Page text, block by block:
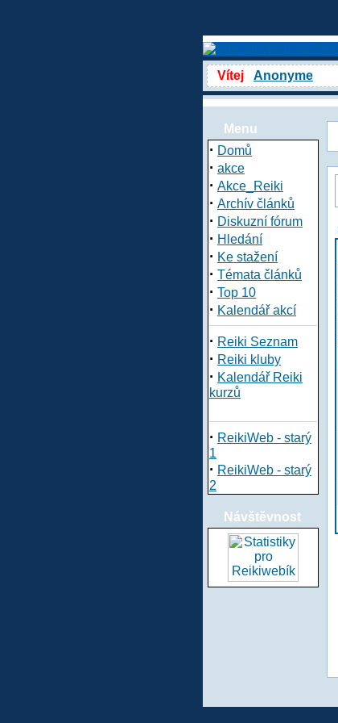
Vítej Anonyme
Menu
· Domů
· akce
· Akce_Reiki
· Archív článků
· Diskuzní fórum
· Hledání
· Ke stažení
· Témata článků
· Top 10
· Kalendář akcí
· Reiki Seznam
· Reiki kluby
· Kalendář Reiki
kurzů
· ReikiWeb - starý
1
· ReikiWeb - starý
2
Návštěvnost